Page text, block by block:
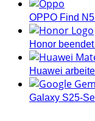
OPPO Find
Honor
Huawei
Galaxy S25-